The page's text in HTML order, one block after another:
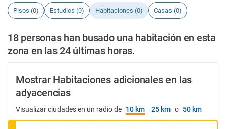
Pisos (0) Estudios (0) Habitaciones (0) Casas (0)
18 personas han busado una habitación en esta
zona en las 24 últimas horas.
Mostrar Habitaciones adicionales en las
adyacencias
Visualizar ciudades en un radio de 10 km 25 km o 50 km